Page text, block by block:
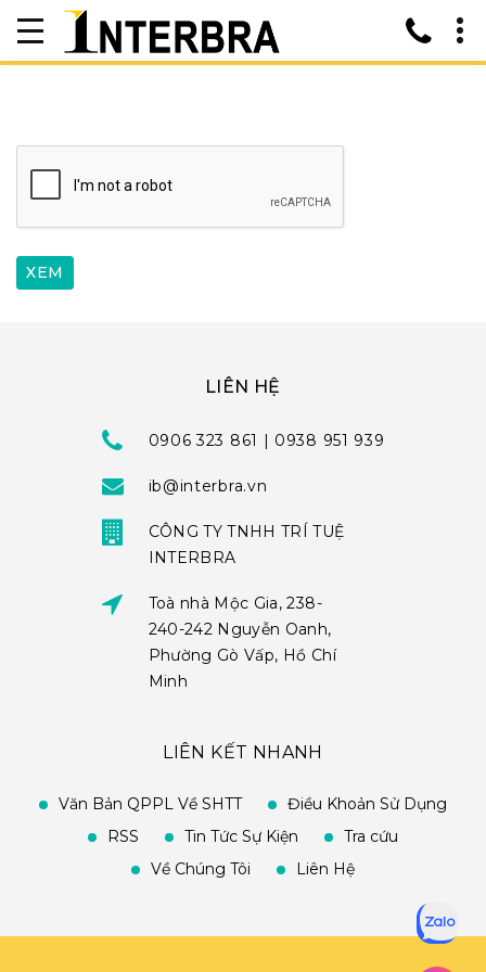
LIÊN HỆ
0906 323 861 | 0938 951 939
ib@interbra.vn
CÔNG TY TNHH TRÍ TUỆ
INTERBRA
Toà nhà Mộc Gia, 238-
240-242 Nguyễn Oanh,
Phường Gò Vấp, Hồ Chí
Minh
LIÊN KẾT NHANH
Văn Bản QPPL Về SHTT
Điều Khoản Sử Dụng
RSS
Tin Tức Sự Kiện
Tra cứu
Về Chúng Tôi
Liên Hệ